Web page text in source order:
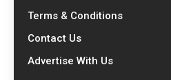
Terms & Conditions
Contact Us
Advertise With Us